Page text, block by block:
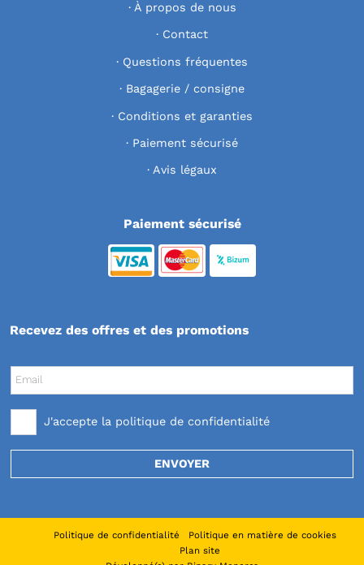
À propos de nous
Contact
Questions fréquentes
Bagagerie / consigne
Conditions et garanties
Paiement sécurisé
Avis légaux
Paiement sécurisé
Recevez des offres et des promotions
Email
J'accepte la politique de confidentialité
ENVOYER
Politique de confidentialité
Politique en matière de cookies
Plan site